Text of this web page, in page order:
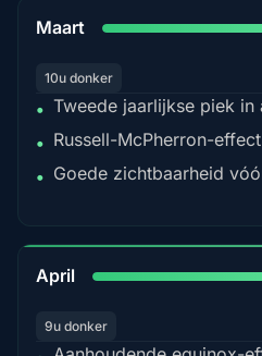
Maart
10u donker
• Tweede jaarlijkse piek
• Russell-McPherron-
• Goede zichtbaarheid
April
9u donker